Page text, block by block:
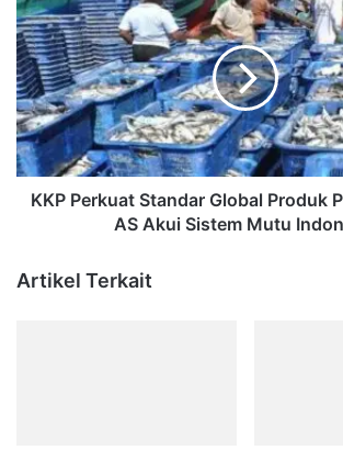
Perkuat
Standar
Global
Produk
Perikanan,
FDA
AS
Akui
Sistem
KKP Perkuat Standar Global Produk
AS Akui Sistem Mutu
Artikel Terkait